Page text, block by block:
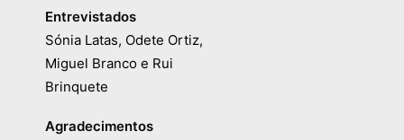
Entrevistados
Sónia Latas, Odete Ortiz,
Miguel Branco e Rui
Brinquete
Agradecimentos